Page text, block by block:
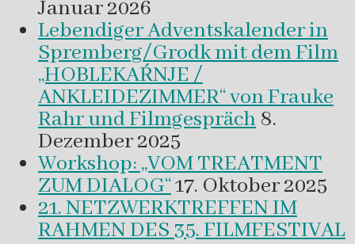
Januar 2026
Lebendiger Adventskalender in
Spremberg/Grodk mit dem Film
„HOBLEKAŔNJE /
ANKLEIDEZIMMER“ von Frauke
Rahr und Filmgespräch 8.
Dezember 2025
Workshop: „VOM TREATMENT
ZUM DIALOG“17. Oktober 2025
21. NETZWERKTREFFEN IM
RAHMEN DES 35. FILMFESTIVAL